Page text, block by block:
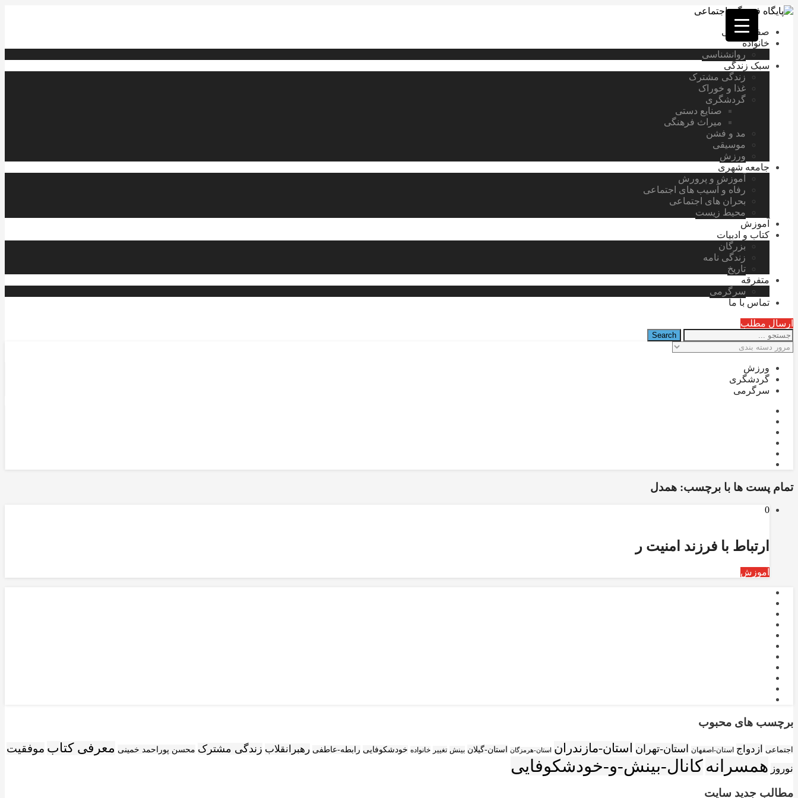
فصد
غرب
تهران
خشکشویی
تصفیه
تهران
صفحه اصلی
خانواده
روانشناسی
سبک زندگی
زندگی مشترک
غذا و خوراک
گردشگری
صنایع دستی
میراث فرهنگی
مد و فشن
موسیقی
ورزش
جامعه شهری
آموزش و پرورش
رفاه و آسیب های اجتماعی
بحران های اجتماعی
محیط زیست
آموزش
کتاب و ادبیات
بزرگان
زندگی نامه
تاریخ
متفرقه
سرگرمی
تماس با ما
ارسال مطلب
ورزش
گردشگری
سرگرمی
تمام پست ها با برچسب: همدل
0
ارتباط با فرزند امنیت ر
آموزش
برچسب های محبوب
اجتماعی ازدواج استان-اصفهان استان-تهران استان-مازندران استان-هرمزگان استان-گیلان بینش تغییر خانواده خودشکوفایی رابطه-عاطفی رهبرانقلاب زندگی مشترک محسن پوراحمد خمینی معرفی کتاب موفقیت
نوروز همسرانهکانال-بینش-و-خودشکوفایی
مطالب جدید سایت